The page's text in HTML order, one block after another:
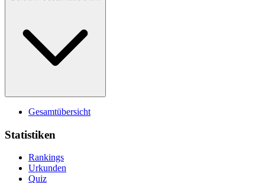
Gesamtübersicht
Statistiken
Rankings
Urkunden
Quiz